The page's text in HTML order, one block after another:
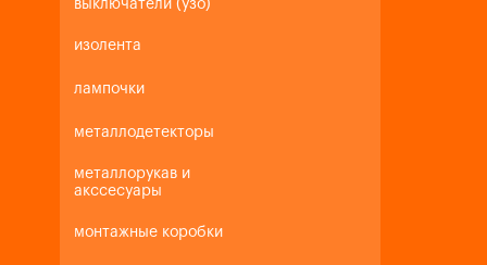
выключатели (узо)
изолента
лампочки
металлодетекторы
металлорукав и
акссесуары
монтажные коробки